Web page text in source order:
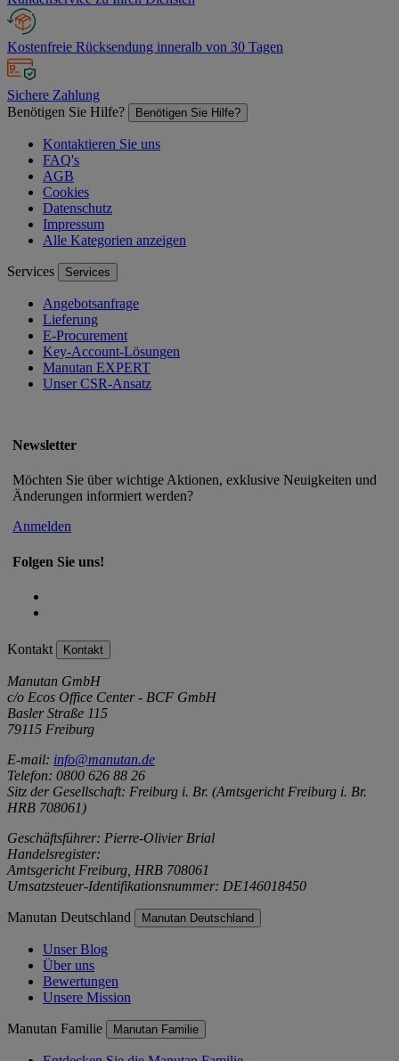
Kostenfreie Rücksendung inneralb von 30 Tagen
Sichere Zahlung
Benötigen Sie Hilfe?
Benötigen Sie Hilfe?
Kontaktieren Sie uns
FAQ's
AGB
Cookies
Datenschutz
Impressum
Alle Kategorien anzeigen
Services Services
Angebotsanfrage
Lieferung
E-Procurement
Key-Account-Lösungen
Manutan EXPERT
Unser CSR-Ansatz
Newsletter
Möchten Sie über wichtige Aktionen, exklusive Neuigkeiten und
Änderungen informiert werden?
Anmelden
Folgen Sie uns!
Kontakt Kontakt
Manutan GmbH
c/o Ecos Office Center - BCF GmbH
Basler Straße 115
79115 Freiburg
E-mail: info@manutan.de
Telefon: 0800 626 88 26
Sitz der Gesellschaft: Freiburg i. Br. (Amtsgericht Freiburg i. Br.
HRB 708061)
Geschäftsführer: Pierre-Olivier Brial
Handelsregister:
Amtsgericht Freiburg, HRB 708061
Umsatzsteuer-Identifikationsnummer: DE146018450
Manutan Deutschland Manutan Deutschland
Unser Blog
Über uns
Bewertungen
Unsere Mission
Manutan Familie Manutan Familie